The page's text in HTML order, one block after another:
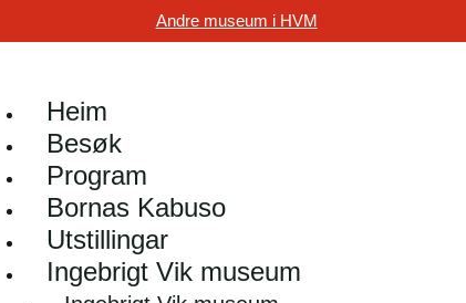
Andre museum i HVM
Heim
Besøk
Program
Bornas Kabuso
Utstillingar
Ingebrigt Vik museum